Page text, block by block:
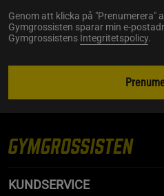
Genom att klicka på "Prenumerera"
Gymgrossisten sparar min e-
Gymgrossistens Integritetspolicy.
KUNDSERVICE